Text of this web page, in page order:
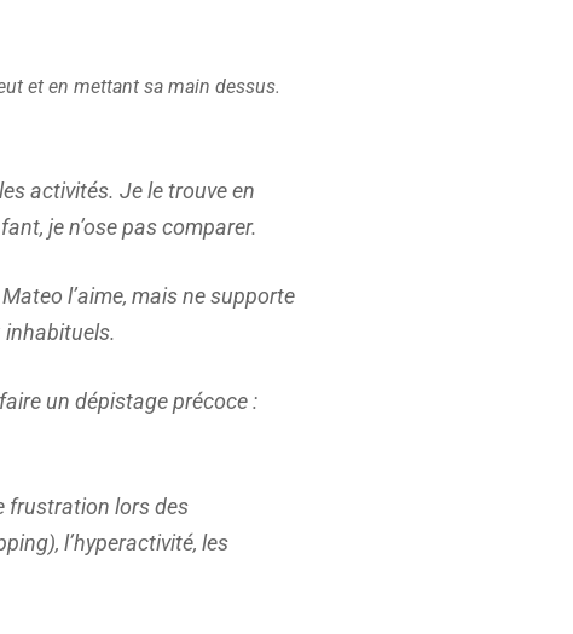
et en mettant sa main dessus.
activités. Je le trouve en
je n’ose pas comparer.
l’aime, mais ne supporte
un dépistage précoce :
frustration lors des
l’hyperactivité, les